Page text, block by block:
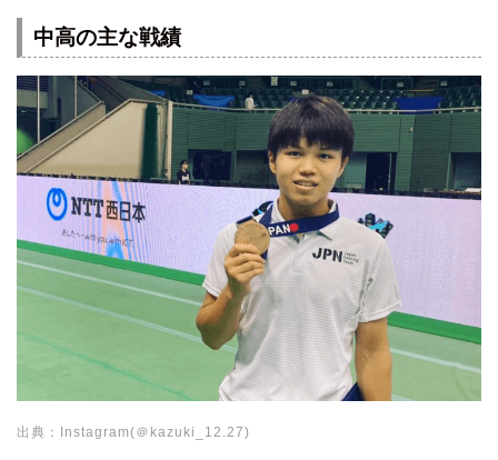
中高の主な戦績
出典：Instagram(＠kazuki_12.27)